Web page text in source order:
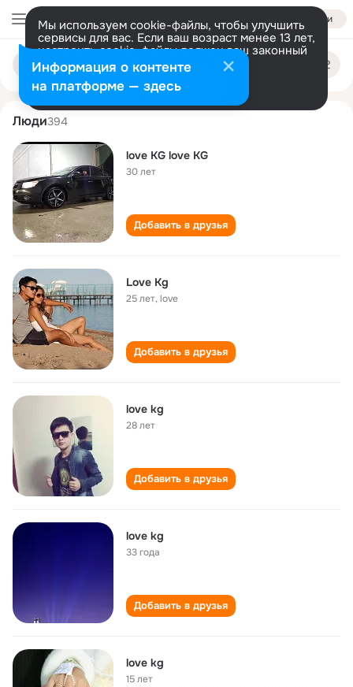
Войти
Мы используем cookie-файлы, чтобы улучшить
сервисы для вас. Если ваш возраст менее 13 лет,
настроить cookie-файлы должен ваш законный
представитель. Больше информации
Разрешить все Настроить
Поиск
людям
love kg
Люди394
love KG love KG
30 лет
Добавить в друзья
Love Kg
25 лет,love
Добавить в друзья
love kg
28 лет
Добавить в друзья
love kg
33 года
Добавить в друзья
love kg
15 лет
Информация о контенте
на платформе — здесь